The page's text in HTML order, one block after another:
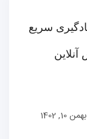
سریع
1402